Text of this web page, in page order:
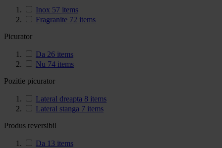
Inox 57 items
Fragranite 72 items
Picurator
Da 26 items
Nu 74 items
Pozitie picurator
Lateral dreapta 8 items
Lateral stanga 7 items
Produs reversibil
Da 13 items